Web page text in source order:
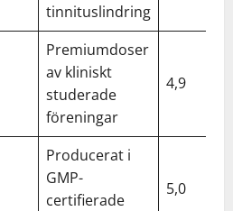
tinnituslindring
Premiumdoser
av kliniskt
studerade
föreningar
4,9
Producerat i
GMP-
certifierade
5,0